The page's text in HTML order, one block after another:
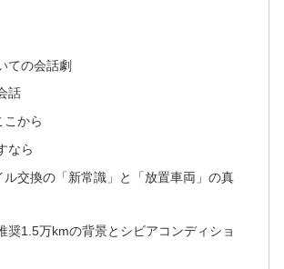
ての会話劇
話
こから
なら
ル交換の「新常識」と「放置車両」の真
奨1.5万kmの背景とシビアコンディショ